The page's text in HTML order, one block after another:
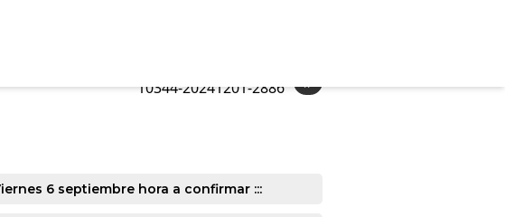
»
10344-20241201-2886
6 septiembre hora a confirmar :::